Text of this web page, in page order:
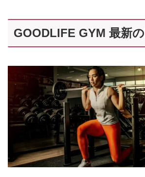
GOODLIFE GYM 最新